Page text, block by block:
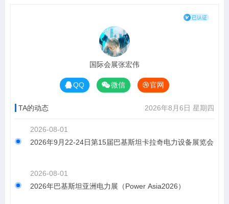
国际会展张宏伟
QQ 微信 官网
TA的动态 2026年8月6日 星期四
2026-08-01
2026年9月22-24日第15届巴基斯坦卡拉奇电力设备展览会
2026-08-01
2026年巴基斯坦亚洲电力展（Power Asia2026）